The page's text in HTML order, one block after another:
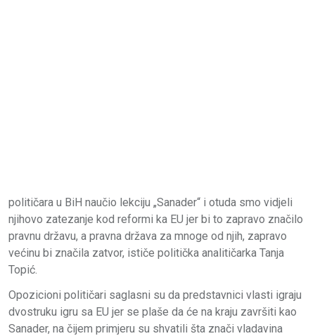
političara u BiH naučio lekciju „Sanader“ i otuda smo vidjeli
njihovo zatezanje kod reformi ka EU jer bi to zapravo značilo
pravnu državu, a pravna država za mnoge od njih, zapravo
većinu bi značila zatvor, ističe politička analitičarka Tanja
Topić.
Opozicioni političari saglasni su da predstavnici vlasti igraju
dvostruku igru sa EU jer se plaše da će na kraju završiti kao
Sanader, na čijem primjeru su shvatili šta znači vladavina